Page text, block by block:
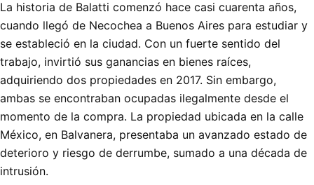
La historia de Balatti comenzó hace casi cuarenta años,
cuando llegó de Necochea a Buenos Aires para estudiar y
se estableció en la ciudad. Con un fuerte sentido del
trabajo, invirtió sus ganancias en bienes raíces,
adquiriendo dos propiedades en 2017. Sin embargo,
ambas se encontraban ocupadas ilegalmente desde el
momento de la compra. La propiedad ubicada en la calle
México, en Balvanera, presentaba un avanzado estado de
deterioro y riesgo de derrumbe, sumado a una década de
intrusión.